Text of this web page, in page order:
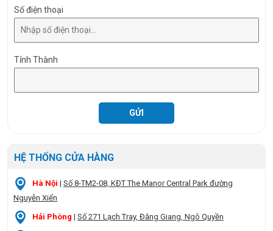
Số điện thoại
Tỉnh Thành
HỆ THỐNG CỬA HÀNG
Hà Nội | Số 8-TM2-08, KĐT The Manor Central Park đường
Nguyễn Xiển
Hải Phòng | Số 271 Lạch Tray, Đằng Giang, Ngô Quyền